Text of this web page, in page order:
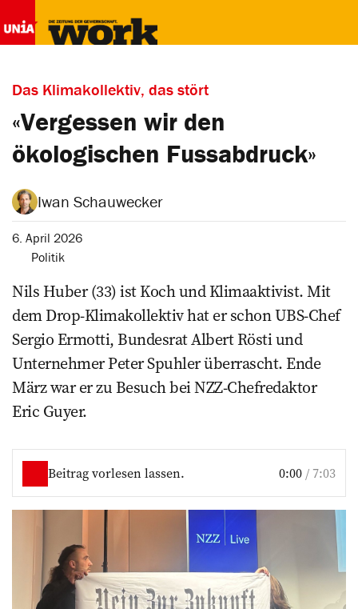
Das Klimakollektiv, das stört
«Vergessen wir den
ökologischen Fussabdruck»
Iwan Schauwecker
6. April 2026
Politik
Nils Huber (33) ist Koch und Klimaaktivist. Mit
dem Drop-Klimakollektiv hat er schon UBS-Chef
Sergio Ermotti, Bundesrat Albert Rösti und
Unternehmer Peter Spuhler überrascht. Ende
März war er zu Besuch bei NZZ-Chefredaktor
Eric Guyer.
Beitrag vorlesen lassen. 0:00 / 7:03